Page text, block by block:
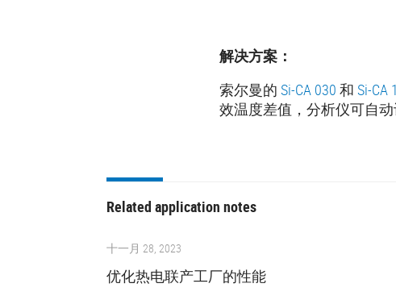
解决方案：
索尔曼的 Si-CA 030 和 Si-CA
效温度差值，分析仪可自
Related application notes
十一月 28, 2023
优化热电联产工厂的性能